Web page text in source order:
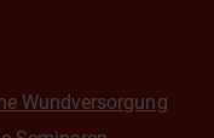
Wundversorgung